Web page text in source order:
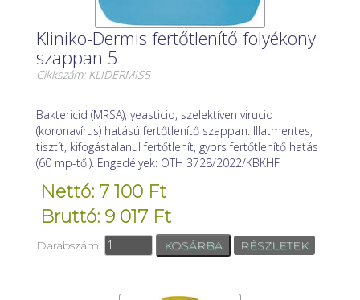
Kliniko-Dermis fertőtlenítő folyékony
szappan 5
Cikkszám: KLIDERMIS5
Baktericid (MRSA), yeasticid, szelektíven virucid
(koronavírus) hatású fertőtlenítő szappan. Illatmentes,
tisztít, kifogástalanul fertőtlenít, gyors fertőtlenítő hatás
(60 mp-től). Engedélyek: OTH 3728/2022/KBKHF
Nettó: 7 100 Ft
Bruttó: 9 017 Ft
Darabszám: RÉSZLETEK